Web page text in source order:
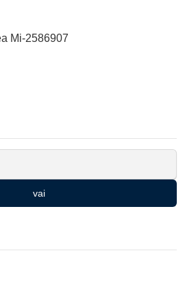
Mi-2586907
vai